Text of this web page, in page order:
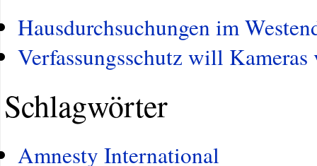
Hausdurchsuchungen im
Verfassungsschutz will
Schlagwörter
Amnesty International